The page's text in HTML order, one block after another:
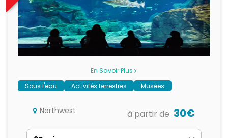
En Savoir Plus
Sous l'eau
Activités terrestres Musées
Northwest à partir de 30€